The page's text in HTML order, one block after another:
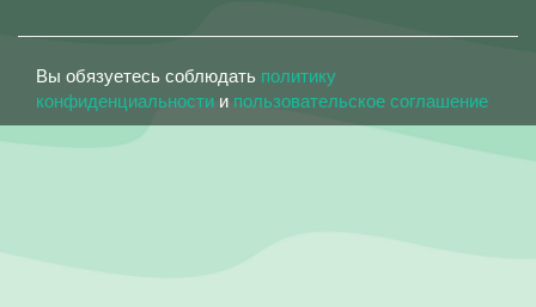
Вы обязуетесь соблюдать политику
конфиденциальности и пользовательское соглашение